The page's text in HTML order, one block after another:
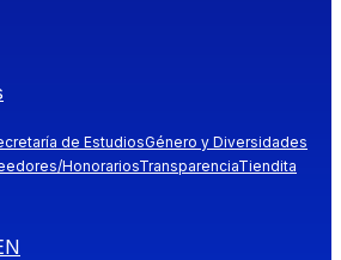
de EstudiosGénero y Diversidades
HonorariosTransparenciaTiendita